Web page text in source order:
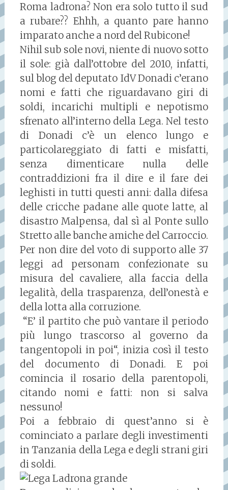
Roma ladrona? Non era solo tutto il sud
a rubare?? Ehhh, a quanto pare hanno
imparato anche a nord del Rubicone!
Nihil sub sole novi, niente di nuovo sotto
il sole: già dall’ottobre del 2010, infatti,
sul blog del deputato IdV Donadi c’erano
nomi e fatti che riguardavano giri di
soldi, incarichi multipli e nepotismo
sfrenato all’interno della Lega. Nel testo
di Donadi c’è un elenco lungo e
particolareggiato di fatti e misfatti,
senza dimenticare nulla delle
contraddizioni fra il dire e il fare dei
leghisti in tutti questi anni: dalla difesa
delle cricche padane alle quote latte, al
disastro Malpensa, dal sì al Ponte sullo
Stretto alle banche amiche del Carroccio.
Per non dire del voto di supporto alle 37
leggi ad personam confezionate su
misura del cavaliere, alla faccia della
legalità, della trasparenza, dell’onestà e
della lotta alla corruzione.
“E’ il partito che può vantare il periodo
più lungo trascorso al governo da
tangentopoli in poi“, inizia così il testo
del documento di Donadi. E poi
comincia il rosario della parentopoli,
citando nomi e fatti: non si salva
nessuno!
Poi a febbraio di quest’anno si è
cominciato a parlare degli investimenti
in Tanzania della Lega e degli strani giri
di soldi.